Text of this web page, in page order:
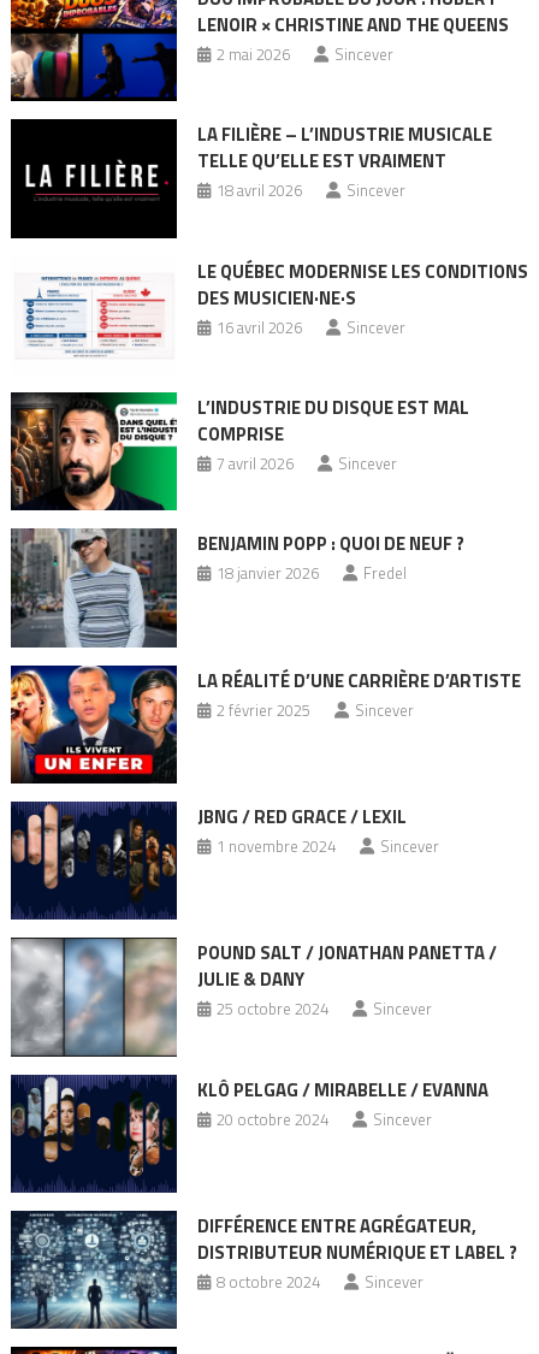
LENOIR × CHRISTINE AND THE QUEENS
2 mai 2026 Sincever
LA FILIÈRE – L’INDUSTRIE MUSICALE
TELLE QU’ELLE EST VRAIMENT
18 avril 2026 Sincever
LE QUÉBEC MODERNISE LES CONDITIONS
DES MUSICIEN·NE·S
16 avril 2026 Sincever
L’INDUSTRIE DU DISQUE EST MAL
COMPRISE
7 avril 2026 Sincever
BENJAMIN POPP : QUOI DE NEUF ?
18 janvier 2026 Fredel
LA RÉALITÉ D’UNE CARRIÈRE D’ARTISTE
2 février 2025 Sincever
JBNG / RED GRACE / LEXIL
1 novembre 2024 Sincever
POUND SALT / JONATHAN PANETTA /
JULIE & DANY
25 octobre 2024 Sincever
KLÔ PELGAG / MIRABELLE / EVANNA
20 octobre 2024 Sincever
DIFFÉRENCE ENTRE AGRÉGATEUR,
DISTRIBUTEUR NUMÉRIQUE ET LABEL ?
8 octobre 2024 Sincever